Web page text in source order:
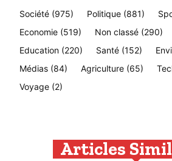
Société (975) Politique (881)
Economie (519) Non classé (290)
Education (220) Santé (152)
Médias (84) Agriculture (65)
Voyage (2)
Articles